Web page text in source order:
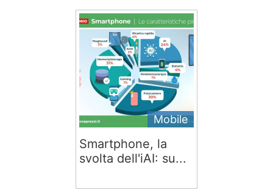
Mobile
Smartphone, la
svolta dell'iAI: su...